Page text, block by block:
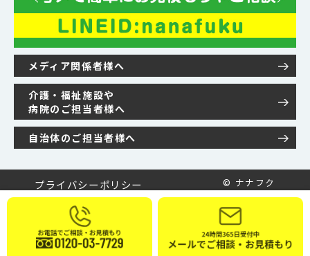
メディア関係者様へ
介護・福祉施設や
病院のご担当者様へ
自治体のご担当者様へ
プライバシーポリシー © ナナフク